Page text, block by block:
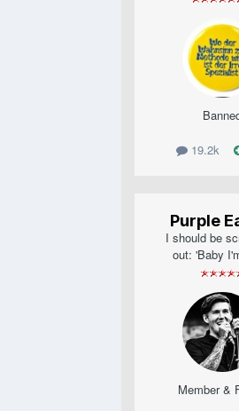
19.2k
Purple
I should be
out: 'Baby
Member &